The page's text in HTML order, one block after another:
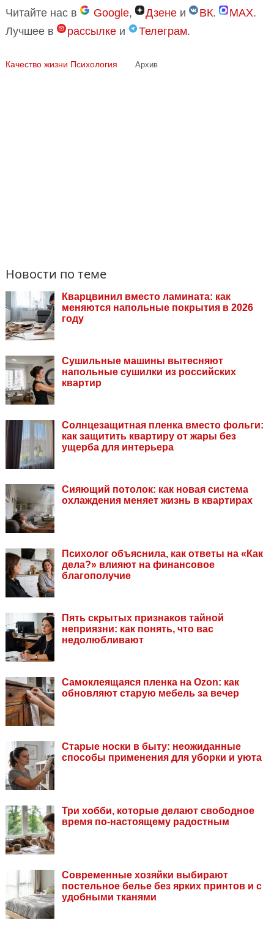
Читайте нас в Google, Дзене и ВК. MAX.
Лучшее в
рассылке и Телеграм.
Качество жизни Психология Архив
Новости по теме
Кварцвинил вместо ламината: как
меняются напольные покрытия в 2026
году
Сушильные машины вытесняют
напольные сушилки из российских
квартир
Солнцезащитная пленка вместо фольги:
как защитить квартиру от жары без
ущерба для интерьера
Сияющий потолок: как новая система
охлаждения меняет жизнь в квартирах
Психолог объяснила, как ответы на «Как
дела?» влияют на финансовое
благополучие
Пять скрытых признаков тайной
неприязни: как понять, что вас
недолюбливают
Самоклеящаяся пленка на Ozon: как
обновляют старую мебель за вечер
Старые носки в быту: неожиданные
способы применения для уборки и уюта
Три хобби, которые делают свободное
время по-настоящему радостным
Современные хозяйки выбирают
постельное белье без ярких принтов и с
удобными тканями